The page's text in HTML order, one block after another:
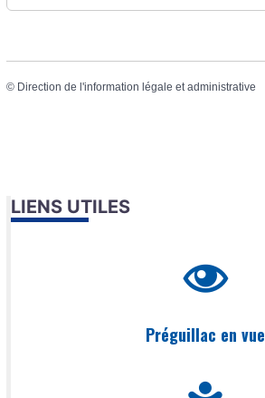
© Direction de l'information légale et administrative
LIENS UTILES
Préguillac en vue